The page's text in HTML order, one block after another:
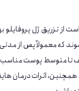
از تزریق ژل پروفایلو
که معمولاً پس از
تا متوسط پوست مناسب